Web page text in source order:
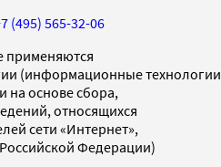
(495) 565-32-06
применяются
(информационные технологии
на основе сбора,
относящихся
сети «Интернет»,
Федерации)